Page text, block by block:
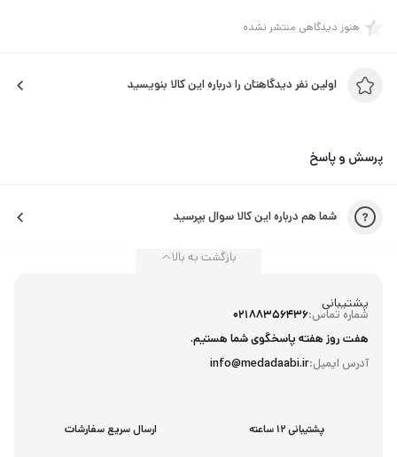
هنوز دیدگاهی منتشر نشده
اولین نفر دیدگاهتان را درباره این کالا بنویسید
پرسش و پاسخ
شما هم درباره این کالا سوال بپرسید
پشتیبانی
شماره تماس:02188356436
آدرس ایمیل:info@medadaabi.ir
هفت روز هفته پاسخگوی شما هستیم.
بازگشت به بالا
پشتیبانی 12 ساعته ارسال سریع سفارشات